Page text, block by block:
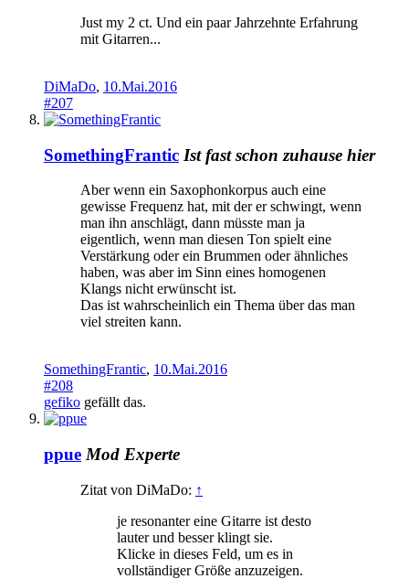
Just my 2 ct. Und ein paar Jahrzehnte Erfahrung
mit Gitarren...
DiMaDo, 10.Mai.2016
#207
SomethingFrantic Ist fast schon zuhause hier
Aber wenn ein Saxophonkorpus auch eine
gewisse Frequenz hat, mit der er schwingt, wenn
man ihn anschlägt, dann müsste man ja
eigentlich, wenn man diesen Ton spielt eine
Verstärkung oder ein Brummen oder ähnliches
haben, was aber im Sinn eines homogenen
Klangs nicht erwünscht ist.
Das ist wahrscheinlich ein Thema über das man
viel streiten kann.
SomethingFrantic, 10.Mai.2016
#208
gefiko gefällt das.
ppue Mod Experte
Zitat von DiMaDo: ↑
je resonanter eine Gitarre ist desto
lauter und besser klingt sie.
Klicke in dieses Feld, um es in
vollständiger Größe anzuzeigen.